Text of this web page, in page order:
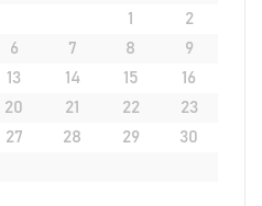
1
2
6 7 8
9
13 14 15
16
20 21 22
23
27 28 29
30